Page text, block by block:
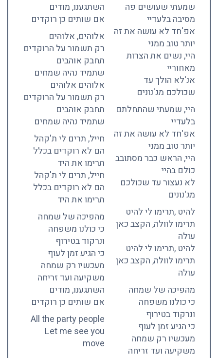
שמעתי שעושים פה
מסיבה בלעדיי
אפ'חד לא עושה את זה
יותר טוב ממני
היי, נשים את הצרות
מאחוריי
אנ'לא הולך עד
שכולכם מג'נונים
היי, שמעתי שהתחלתם
בלעדיי
אפ'חד לא עושה את זה
יותר טוב ממני
היי, הראש כבר מסתובב
כולם בהיי
לא נעצור עד שכולכם
מג'נונים
להיט ,תרימו לי להיט
תרימו לוולה, הקצב כאן
עולה
להיט ,תרימו לי להיט
תרימו לוולה, הקצב כאן
עולה
מהפיכה של שמחה
כי כולנו משפחה
ונרקוד בטירוף
כי הגיע זמן לעוף
מעכשיו רק שמחה
משקיעה ועד זריחה
השתגענו, מודים
אם שותים כן רוקדים
אלוהים, אלוהים
רק תשמור על הרוקדים
תחבק אוהבים
שתמיד נהיה שמחים
אלוהים אלוהים
רק תשמור על הרוקדים
תחבק אוהבים
שתמיד נהיה שמחים
חייל, תרים לי ת'קהל
הם לא רוקדים בכלל
תרימו את היד
חייל, תרים לי ת'קהל
הם לא רוקדים בכלל
תרימו את היד
מהפיכה של שמחה
כי כולנו משפחה
ונרקוד בטירוף
כי הגיע זמן לעוף
מעכשיו רק שמחה
משקיעה ועד זריחה
השתגענו, מודים
אם שותים כן רוקדים
All the party people
Let me see you
move